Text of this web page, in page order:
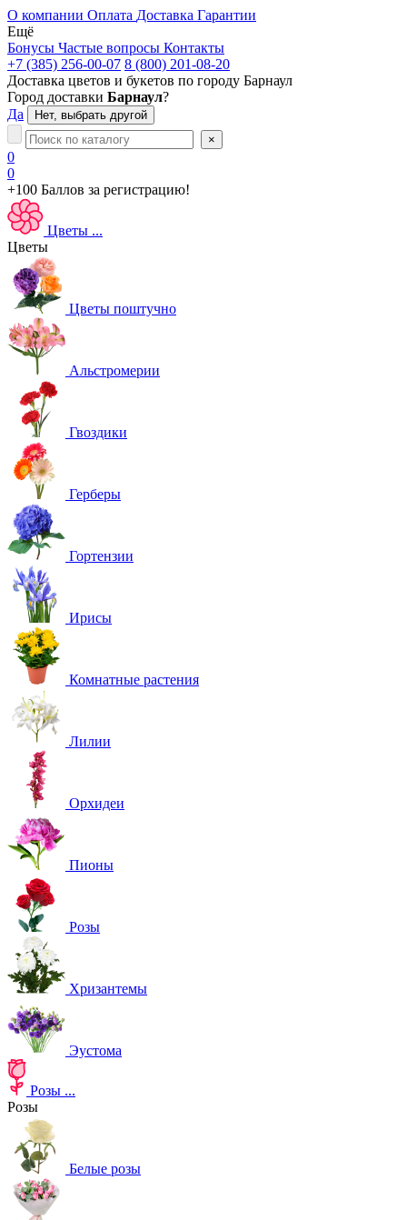
О компании Оплата Доставка Гарантии
Ещё
Бонусы Частые вопросы Контакты
+7 (385) 256-00-07 8 (800) 201-08-20
Доставка цветов и букетов по городу Барнаул
Город доставки Барнаул?
Да
Нет, выбрать другой
×
0
0
+100 Баллов за регистрацию!
Цветы ...
Цветы
Цветы поштучно
Альстромерии
Гвоздики
Герберы
Гортензии
Ирисы
Комнатные растения
Лилии
Орхидеи
Пионы
Розы
Хризантемы
Эустома
Розы ...
Розы
Белые розы